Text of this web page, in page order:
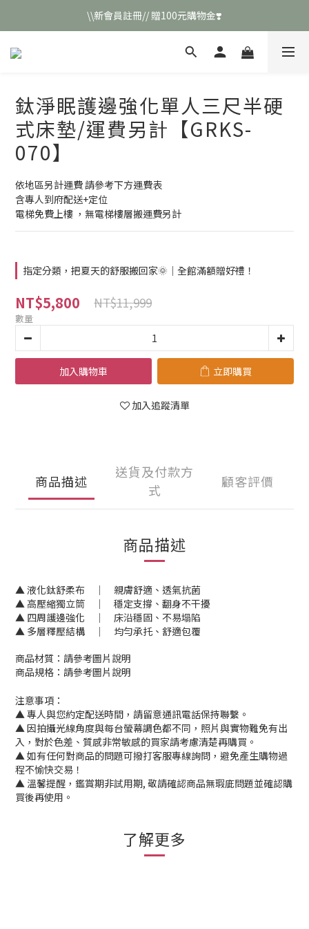
\\新會員註冊// 贈100元購物金❣️
\\新會員註冊// 贈100元購物金❣️
LINE好友招募\\ 回答數字 領取50元折扣碼 //
鈦淨眠護邊強化單人三尺半硬
式床墊/運費另計【GRKS-
070】
依地區另計運費 請參考下方運費表
含專人到府配送+定位
電梯免費上樓 ，無電梯樓層搬運費另計
指定分類，把夏天的舒服搬回家🌞｜全館滿額贈好禮！
NT$5,800 NT$11,999
數量
加入購物車 立即購買
加入追蹤清單
商品描述
送貨及付款方
式
顧客評價
商品描述
▲ 液化鈦舒柔布 │ 親膚舒適、透氣抗菌
▲ 高壓縮獨立筒 │ 穩定支撐、翻身不干擾
▲ 四周護邊強化 │ 床沿穩固、不易塌陷
▲ 多層釋壓結構 │ 均勻承托、舒適包覆
商品材質：請參考圖片說明
商品規格：請參考圖片說明
注意事項：
▲ 專人與您約定配送時間，請留意通訊電話保持聯繫。
▲ 因拍攝光線角度與每台螢幕調色都不同，照片與實物難免有出
入，對於色差、質感非常敏感的買家請考慮清楚再購買。
▲ 如有任何對商品的問題可撥打客服專線詢問，避免產生購物過
程不愉快交易！
▲ 溫馨提醒，鑑賞期非試用期, 敬請確認商品無瑕庛問題並確認購
買後再使用。
了解更多